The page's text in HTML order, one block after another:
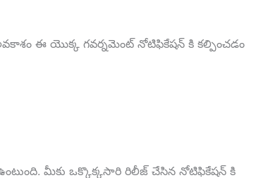
ఈ యొక్క గవర్నమెంట్ నోటిఫికేషన్ కి కల్పించడం
మీకు ఒక్కొక్కసారి రిలీజ్ చేసిన నోటిఫికేషన్ కి